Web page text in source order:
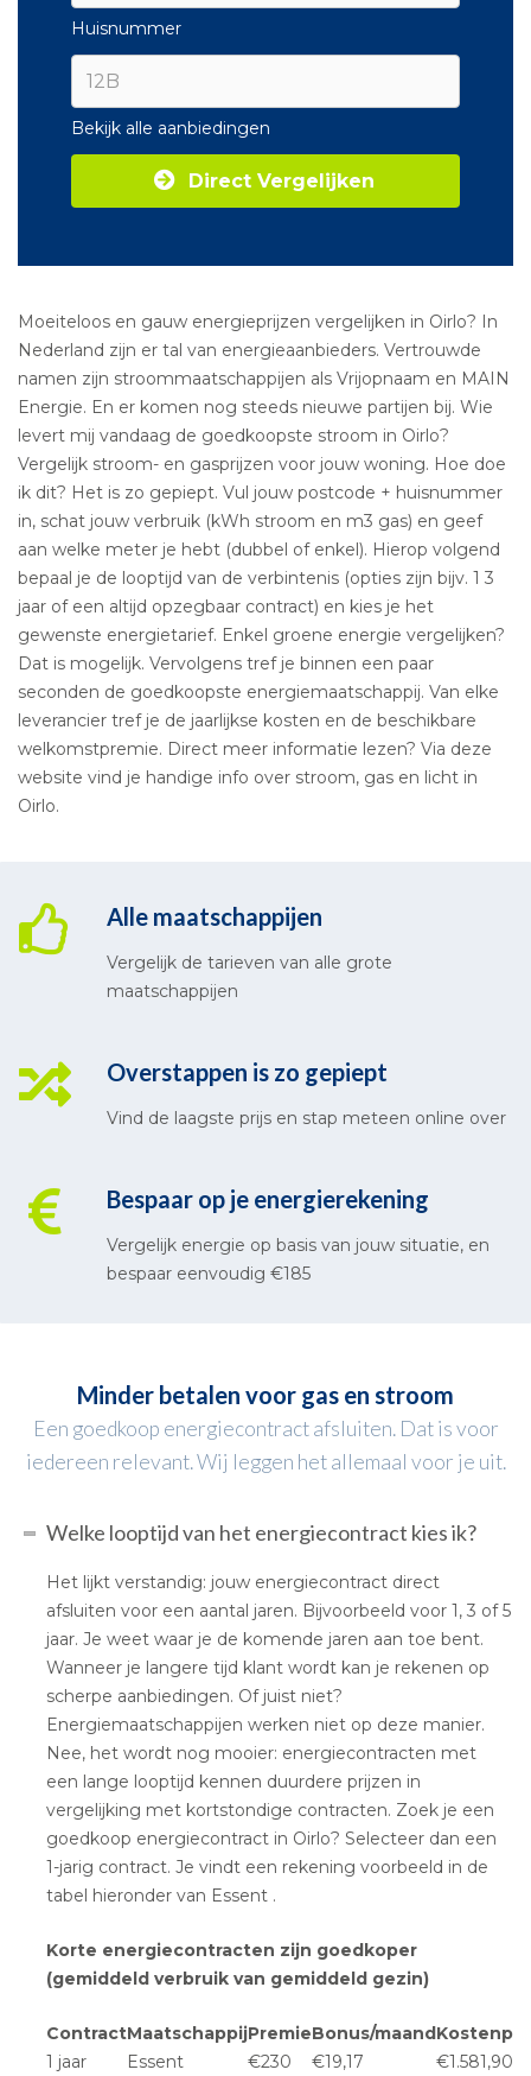
Huisnummer
Bekijk alle aanbiedingen
Direct Vergelijken
Moeiteloos en gauw energieprijzen vergelijken in Oirlo? In
Nederland zijn er tal van energieaanbieders. Vertrouwde
namen zijn stroommaatschappijen als Vrijopnaam en MAIN
Energie. En er komen nog steeds nieuwe partijen bij. Wie
levert mij vandaag de goedkoopste stroom in Oirlo?
Vergelijk stroom- en gasprijzen voor jouw woning. Hoe doe
ik dit? Het is zo gepiept. Vul jouw postcode + huisnummer
in, schat jouw verbruik (kWh stroom en m3 gas) en geef
aan welke meter je hebt (dubbel of enkel). Hierop volgend
bepaal je de looptijd van de verbintenis (opties zijn bijv. 1 3
jaar of een altijd opzegbaar contract) en kies je het
gewenste energietarief. Enkel groene energie vergelijken?
Dat is mogelijk. Vervolgens tref je binnen een paar
seconden de goedkoopste energiemaatschappij. Van elke
leverancier tref je de jaarlijkse kosten en de beschikbare
welkomstpremie. Direct meer informatie lezen? Via deze
website vind je handige info over stroom, gas en licht in
Oirlo.
Alle maatschappijen
Vergelijk de tarieven van alle grote
maatschappijen
Overstappen is zo gepiept
Vind de laagste prijs en stap meteen online over
Bespaar op je energierekening
Vergelijk energie op basis van jouw situatie, en
bespaar eenvoudig €185
Minder betalen voor gas en stroom
Een goedkoop energiecontract afsluiten. Dat is voor
iedereen relevant. Wij leggen het allemaal voor je uit.
Welke looptijd van het energiecontract kies ik?
Het lijkt verstandig: jouw energiecontract direct
afsluiten voor een aantal jaren. Bijvoorbeeld voor 1, 3 of 5
jaar. Je weet waar je de komende jaren aan toe bent.
Wanneer je langere tijd klant wordt kan je rekenen op
scherpe aanbiedingen. Of juist niet?
Energiemaatschappijen werken niet op deze manier.
Nee, het wordt nog mooier: energiecontracten met
een lange looptijd kennen duurdere prijzen in
vergelijking met kortstondige contracten. Zoek je een
goedkoop energiecontract in Oirlo? Selecteer dan een
1-jarig contract. Je vindt een rekening voorbeeld in de
tabel hieronder van Essent .
Korte energiecontracten zijn goedkoper
(gemiddeld verbruik van gemiddeld gezin)
ContractMaatschappijPremieBonus/maand
1 jaar
Essent €230 €19,17
€1.581,90